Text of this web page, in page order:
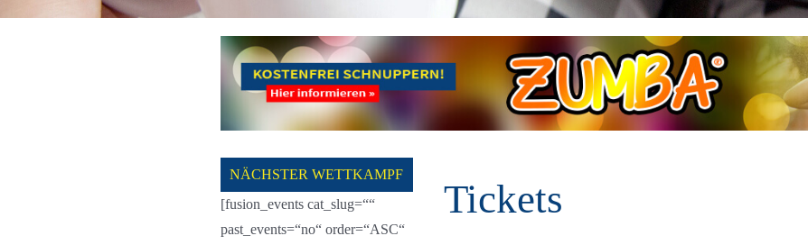
NÄCHSTER WETTKAMPF
[fusion_events cat_slug=““
past_events=“no“ order=“ASC“
Tickets